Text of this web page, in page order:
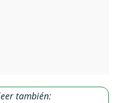
también: